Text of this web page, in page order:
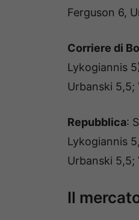
Ferguson 6,
Corriere di
Lykogiannis
Urbanski 5,5;
Repubblica:
Lykogiannis
Urbanski 5,5;
Il